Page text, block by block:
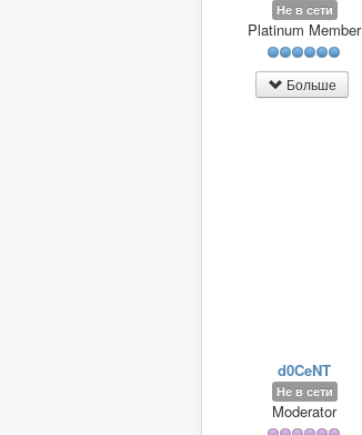
Не в сети
Platinum Member
Больше
d0CeNT
Не в сети
Moderator